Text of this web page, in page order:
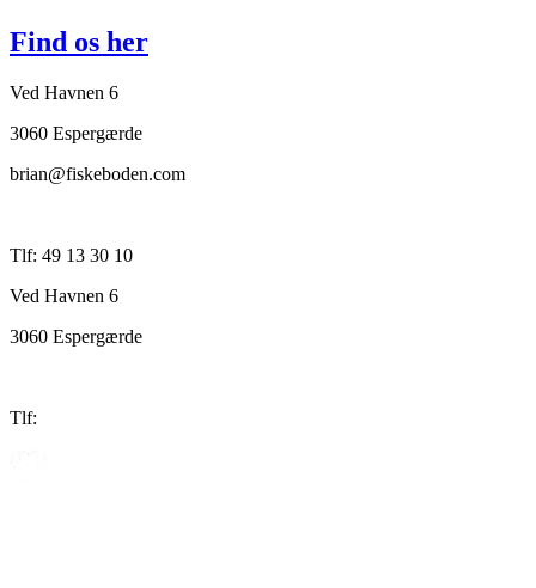
Find os her
Ved Havnen 6
3060 Espergærde
brian@fiskeboden.com
Tlf: 49 13 30 10
Ved Havnen 6
3060 Espergærde
Tlf: